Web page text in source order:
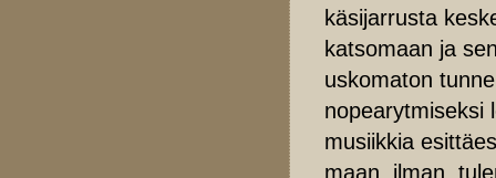
käsijarrusta
katsomaan ja
uskomaton
nopearytmiseksi
musiikkia
maan, ilman,